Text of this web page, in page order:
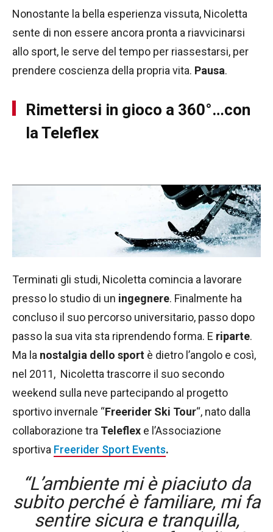
Nonostante la bella esperienza vissuta, Nicoletta
sente di non essere ancora pronta a riavvicinarsi
allo sport, le serve del tempo per riassestarsi, per
prendere coscienza della propria vita. Pausa.
Rimettersi in gioco a 360°…con
la Teleflex
Terminati gli studi, Nicoletta comincia a lavorare
presso lo studio di un ingegnere. Finalmente ha
concluso il suo percorso universitario, passo dopo
passo la sua vita sta riprendendo forma. E riparte.
Ma la nostalgia dello sport è dietro l’angolo e così,
nel 2011, Nicoletta trascorre il suo secondo
weekend sulla neve partecipando al progetto
sportivo invernale “Freerider Ski Tour“, nato dalla
collaborazione tra Teleflex e l’Associazione
sportiva Freerider Sport Events.
“L’ambiente mi è piaciuto da
subito perché è familiare, mi fa
sentire sicura e tranquilla,